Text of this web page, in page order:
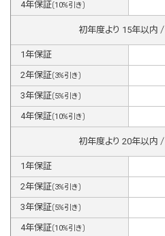
4年保証(10%引き)
初年度より 15年以内 /
1年保証
2年保証(3%引き)
3年保証(5%引き)
4年保証(10%引き)
初年度より 20年以内 /
1年保証
2年保証(3%引き)
3年保証(5%引き)
4年保証(10%引き)